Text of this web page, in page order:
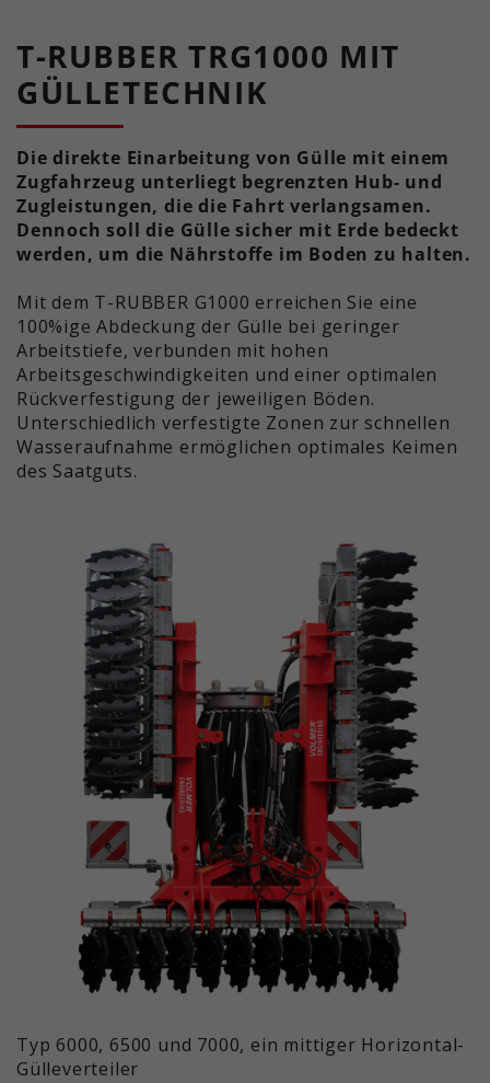
T-RUBBER TRG1000 MIT
GÜLLETECHNIK
Die direkte Einarbeitung von Gülle mit einem
Zugfahrzeug unterliegt begrenzten Hub- und
Zugleistungen, die die Fahrt verlangsamen.
Dennoch soll die Gülle sicher mit Erde bedeckt
werden, um die Nährstoffe im Boden zu halten.
Mit dem T-RUBBER G1000 erreichen Sie eine
100%ige Abdeckung der Gülle bei geringer
Arbeitstiefe, verbunden mit hohen
Arbeitsgeschwindigkeiten und einer optimalen
Rückverfestigung der jeweiligen Böden.
Unterschiedlich verfestigte Zonen zur schnellen
Wasseraufnahme ermöglichen optimales Keimen
des Saatguts.
Typ 6000, 6500 und 7000, ein mittiger Horizontal-
Gülleverteiler
Zweck
zufällig generierte ID, für die
vorgenommen Einstellungen, falls
eingestellt hat.
Zweck
Analysebericht der Website zu
verfolgen. Die Cookies speichern
Informationen anonym und weisen
identifizieren.
Name _ga_xxxxxxxxxx
Laufzeit 2 Jahre
Zweck
Wird verwendet, um den
Sitzungsstatus zu erhalten.